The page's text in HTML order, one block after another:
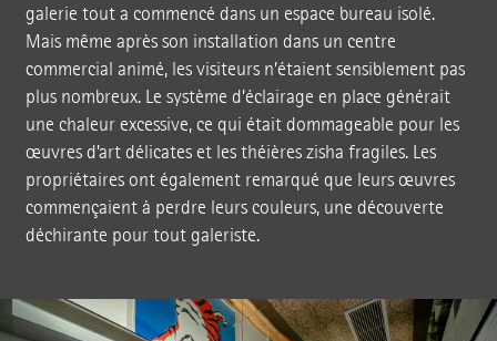
galerie tout a commencé dans un espace bureau isolé.
Mais même après son installation dans un centre
commercial animé, les visiteurs n’étaient sensiblement pas
plus nombreux. Le système d’éclairage en place générait
une chaleur excessive, ce qui était dommageable pour les
œuvres d’art délicates et les théières zisha fragiles. Les
propriétaires ont également remarqué que leurs œuvres
commençaient à perdre leurs couleurs, une découverte
déchirante pour tout galeriste.